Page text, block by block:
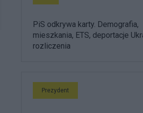
PiS odkrywa karty. Demografia,
mieszkania, ETS, deportacje
rozliczenia
Prezydent